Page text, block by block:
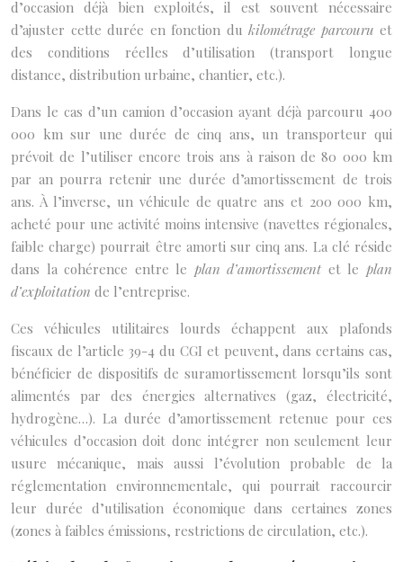
d’occasion déjà bien exploités, il est souvent nécessaire
d’ajuster cette durée en fonction du kilométrage parcouru et
des conditions réelles d’utilisation (transport longue
distance, distribution urbaine, chantier, etc.).
Dans le cas d’un camion d’occasion ayant déjà parcouru 400
000 km sur une durée de cinq ans, un transporteur qui
prévoit de l’utiliser encore trois ans à raison de 80 000 km
par an pourra retenir une durée d’amortissement de trois
ans. À l’inverse, un véhicule de quatre ans et 200 000 km,
acheté pour une activité moins intensive (navettes régionales,
faible charge) pourrait être amorti sur cinq ans. La clé réside
dans la cohérence entre le plan d’amortissement et le plan
d’exploitation de l’entreprise.
Ces véhicules utilitaires lourds échappent aux plafonds
fiscaux de l’article 39-4 du CGI et peuvent, dans certains cas,
bénéficier de dispositifs de suramortissement lorsqu’ils sont
alimentés par des énergies alternatives (gaz, électricité,
hydrogène…). La durée d’amortissement retenue pour ces
véhicules d’occasion doit donc intégrer non seulement leur
usure mécanique, mais aussi l’évolution probable de la
réglementation environnementale, qui pourrait raccourcir
leur durée d’utilisation économique dans certaines zones
(zones à faibles émissions, restrictions de circulation, etc.).